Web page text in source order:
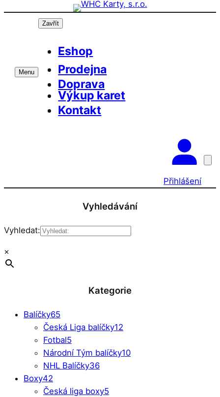
Přeskočit
Menu
Zavřít
Eshop
Prodejna
Doprava
Výkup karet
Kontakt
Přihlášení
Vyhledávání
Vyhledat:
×
Kategorie
Balíčky65
Česká Liga balíčky12
Fotbal5
Národní Tým balíčky10
NHL Balíčky36
Boxy42
Česká liga boxy5